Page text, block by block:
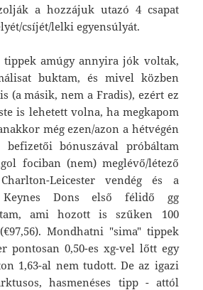
a hozzájuk utazó 4 csapat
csíjét/lelki egyensúlyát.
amúgy annyira jók voltak,
buktam, és mivel közben
(a másik, nem a Fradis), ezért ez
is lehetett volna, ha megkapom
még ezen/azon a hétvégén
bónuszával próbáltam
fociban (nem) meglévő/létező
Leicester vendég és a
Keynes Dons első félidő gg
ami hozott is szűken 100
Mondhatni "sima" tippek
pontosan 0,50-es xg-vel lőtt egy
1,63-al nem tudott. De az igazi
hasmenéses tipp - attól